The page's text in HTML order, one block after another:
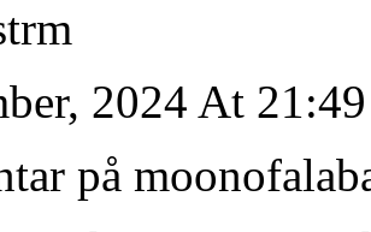
2024 At 21:49
på